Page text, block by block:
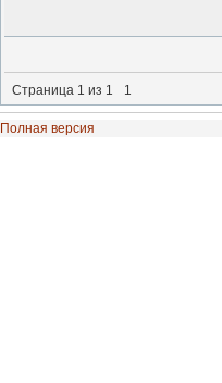
Страница 1 из 1 1
Полная версия